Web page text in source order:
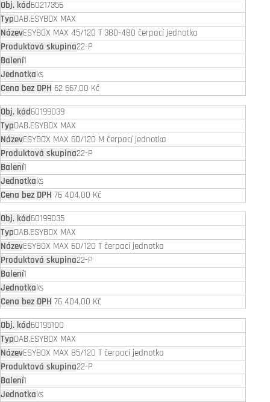
60217356
DAB.ESYBOX MAX
ESYBOX MAX 45/120 T 380-480 čerpací jednotka
22-P
1
ks
62 667,00 Kč
60199039
DAB.ESYBOX MAX
ESYBOX MAX 60/120 M čerpací jednotka
22-P
1
ks
76 404,00 Kč
60199035
DAB.ESYBOX MAX
ESYBOX MAX 60/120 T čerpací jednotka
22-P
1
ks
76 404,00 Kč
60195100
DAB.ESYBOX MAX
ESYBOX MAX 85/120 T čerpací jednotka
22-P
1
ks